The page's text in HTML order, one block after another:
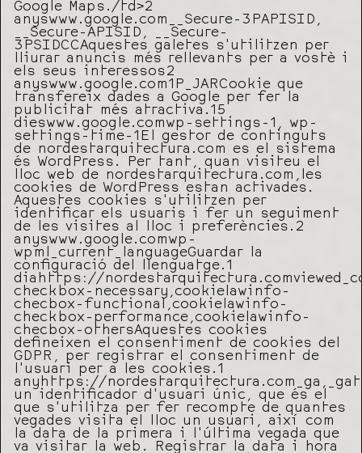
Google Maps./td>2
anyswww.google.com__Secure-3PAPISID,
__Secure-APISID, __Secure-
3PSIDCCAquestes galetes s’utilitzen per
lliurar anuncis més rellevants per a vostè i
els seus interessos2
anyswww.google.com1P_JARCookie que
transfereix dades a Google per fer la
publicitat més atractiva.15
dieswww.google.comwp-settings-1, wp-
settings-time-1El gestor de continguts
de nordestarquitectura.com es el sistema
és WordPress. Per tant, quan visiteu el
lloc web de nordestarquitectura.com,les
cookies de WordPress estan activades.
Aquestes cookies s’utilitzen per
identificar els usuaris i fer un seguiment
de les visites al lloc i preferències.2
anyswww.google.comwp-
wpml_current_languageGuardar la
configuració del llenguatge.1
diahttps://
checkbox-necessary,cookielawinfo-
checbox-functional,cookielawinfo-
checkbox-performance,cookielawinfo-
checbox-othersAquestes cookies
defineixen el consentiment de cookies del
GDPR, per registrar el consentiment de
l’usuari per a les cookies.1
anyhttps://
un identificador d’usuari únic, que és el
que s’utilitza per fer recompte de quantes
vegades visita el lloc un usuari, així com
la data de la primera i l’última vegada que
va visitar la web. Registrar la data i hora